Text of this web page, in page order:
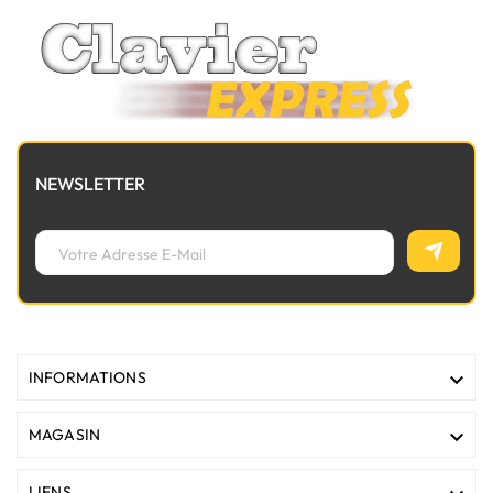
NEWSLETTER
INFORMATIONS 
MAGASIN 